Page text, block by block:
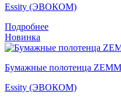
Essity (ЭВОКОМ)
Подробнее
Новинка
Бумажные полотенца
Essity (ЭВОКОМ)